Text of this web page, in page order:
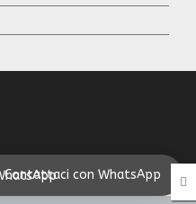
Contattaci con WhatsApp